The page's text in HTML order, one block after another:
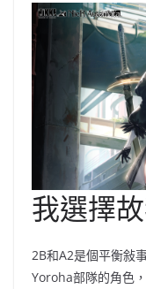
我選擇
2B和A2是個平衡敍
Yoroha部隊的角色